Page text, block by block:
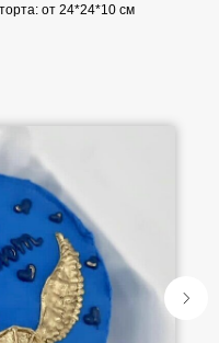
от 24*24*10 см